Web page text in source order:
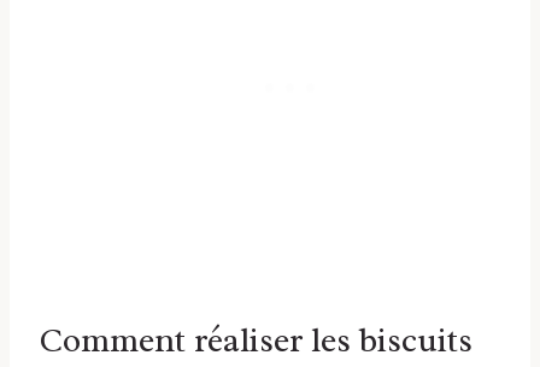
Comment réaliser les biscuits